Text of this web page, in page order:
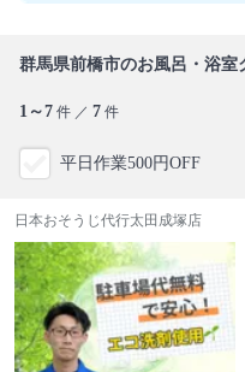
群馬県前橋市のお風呂・浴室
1～7 件 ／ 7 件
平日作業500円OFF
日本おそうじ代行太田成塚店